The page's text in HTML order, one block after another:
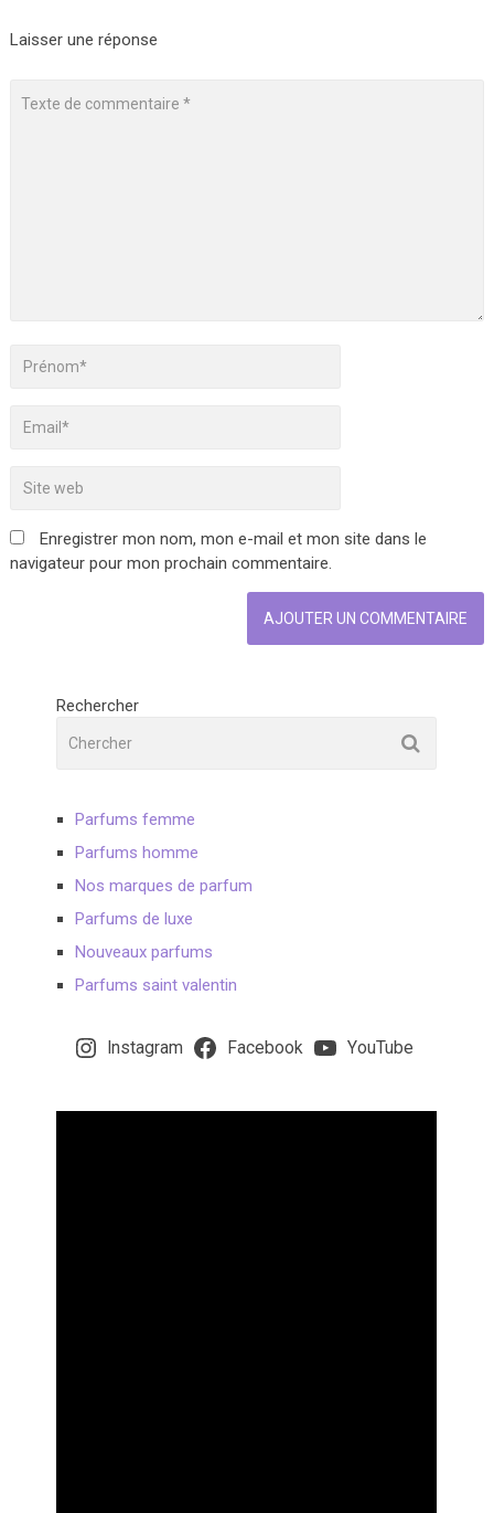
Laisser une réponse
Enregistrer mon nom, mon e-mail et mon site dans le
navigateur pour mon prochain commentaire.
Rechercher
Parfums femme
Parfums homme
Nos marques de parfum
Parfums de luxe
Nouveaux parfums
Parfums saint valentin
Instagram Facebook YouTube